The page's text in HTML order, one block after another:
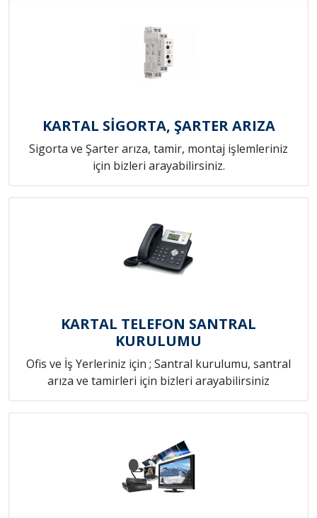
KARTAL SİGORTA, ŞARTER ARIZA
Sigorta ve Şarter arıza, tamir, montaj işlemleriniz
için bizleri arayabilirsiniz.
KARTAL TELEFON SANTRAL
KURULUMU
Ofis ve İş Yerleriniz için ; Santral kurulumu, santral
arıza ve tamirleri için bizleri arayabilirsiniz